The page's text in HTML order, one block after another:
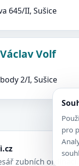
645/II, Sušice
Volf
2/I, Sušice
zubních ordinací.
pro